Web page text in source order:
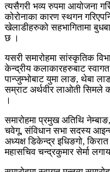
त्यसैगरी भव्य रुपमा आयोजना
कोरोनाका कारण स्थगन
खेलाडीहरुको सहभागितामा
छ ।
यसरी समारोहमा सांस्कृतिक
केन्द्रीय कलाकारहरुबाट
पान्जुम्भोबाट युमा लाङ, थेबा
सम्राट अर्थवीर लाओती सिमले
।
समारोहमा प्रमुख अतिथि
चवेगू, संविधान सभा सदस्य
अध्यक्ष डिकेन्द्र इधिङगो,
महासचिव चन्द्रकुमार सेर्मा